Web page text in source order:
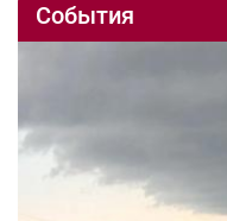
События